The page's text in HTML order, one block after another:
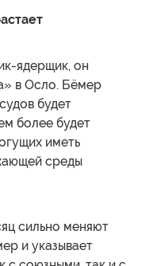
ядерщик, он
в Осло. Бёмер
будет
более будет
иметь
среды
сильно меняют
и указывает